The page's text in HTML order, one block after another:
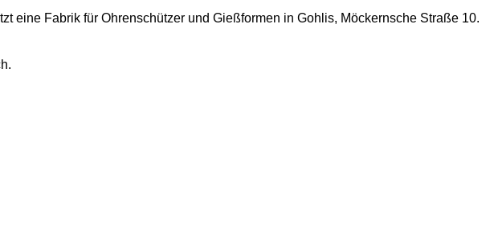
eine Fabrik für Ohrenschützer und Gießformen in Gohlis, Möckernsche Straße 10.